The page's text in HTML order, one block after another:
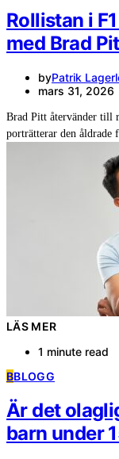
Rollistan i
med Brad
byPatrik
mars 31, 2026
Brad Pitt återvänder till
porträtterar den åldrade
LÄS MER
1 minute read
BBLOGG
Är det
barn under